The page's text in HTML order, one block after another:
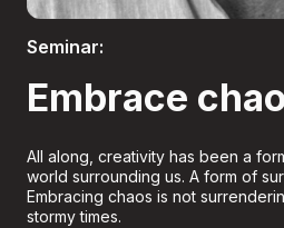
Seminar:
Embrace
All along, creativity has been a
world surrounding us. A form of
Embracing chaos is not
stormy times.